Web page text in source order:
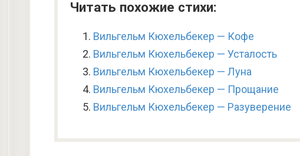
Читать похожие стихи:
Вильгельм Кюхельбекер — Кофе
Вильгельм Кюхельбекер — Усталость
Вильгельм Кюхельбекер — Луна
Вильгельм Кюхельбекер — Прощание
Вильгельм Кюхельбекер — Разуверение